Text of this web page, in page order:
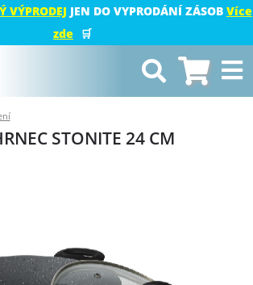
VÝPRODEJ JEN DO VYPRODÁNÍ ZÁSOB Více
zde
🛒
STONITE 24 CM